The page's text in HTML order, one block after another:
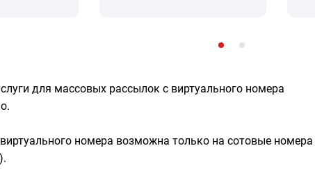
для массовых рассылок с виртуального номера
номера возможна только на сотовые